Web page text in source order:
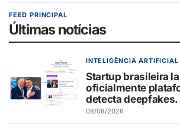
FEED PRINCIPAL
Últimas notícias
INTELIGÊNCIA ARTIFICIAL
Startup brasileira
oficialmente
detecta deepfakes.
08/08/2026